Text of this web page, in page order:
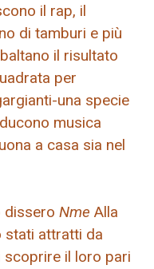
il rap, il
di tamburi e più
il risultato
per
una specie
musica
a casa sia nel
dissero Nme Alla
stati attratti da
scoprire il loro pari